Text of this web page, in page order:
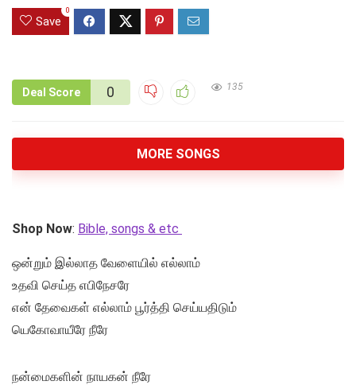
Save
0
Deal Score 0 135
MORE SONGS
Shop Now: Bible, songs & etc
ஒன்றும் இல்லாத வேளையில் எல்லாம்
உதவி செய்த எபிநேசரே
என் தேவைகள் எல்லாம் பூர்த்தி செய்யதிடும்
யெகோவாயீரே நீரே
நன்மைகளின் நாயகன் நீரே